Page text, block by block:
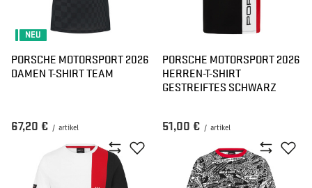
NEU
PORSCHE MOTORSPORT 2026
DAMEN T-SHIRT TEAM
67,20 € / artikel
PORSCHE MOTORSPORT 2026
HERREN-T-SHIRT
GESTREIFTES SCHWARZ
51,00 € / artikel